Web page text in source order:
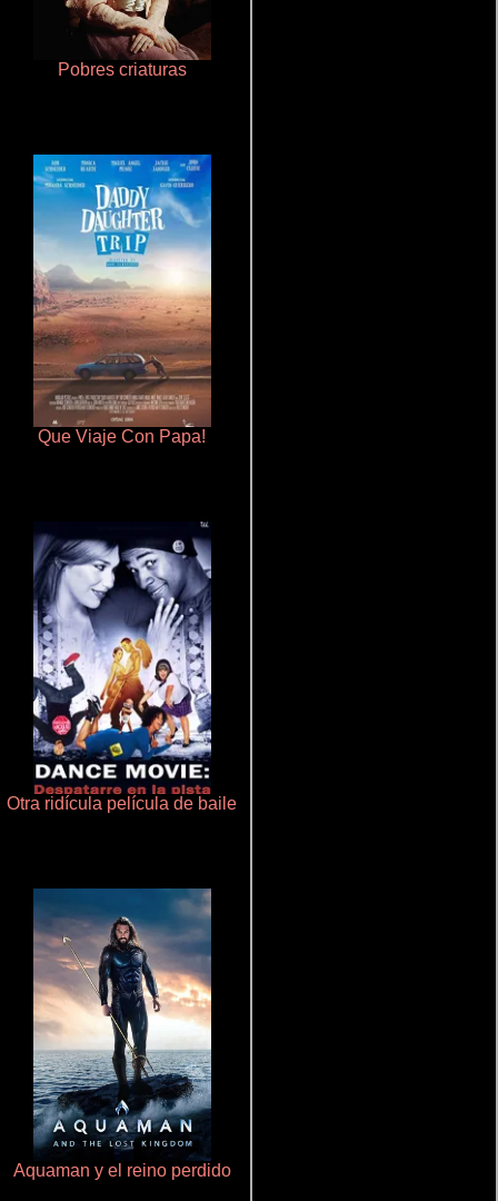
Pobres criaturas
Que Viaje Con Papa!
Otra ridícula película de baile
Aquaman y el reino perdido